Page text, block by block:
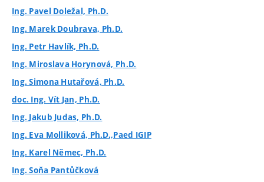
Ing. Pavel Doležal, Ph.D.
Ing. Marek Doubrava, Ph.D.
Ing. Petr Havlík, Ph.D.
Ing. Miroslava Horynová, Ph.D.
Ing. Simona Hutařová, Ph.D.
doc. Ing. Vít Jan, Ph.D.
Ing. Jakub Judas, Ph.D.
Ing. Eva Molliková, Ph.D.,Paed IGIP
Ing. Karel Němec, Ph.D.
Ing. Soňa Pantůčková